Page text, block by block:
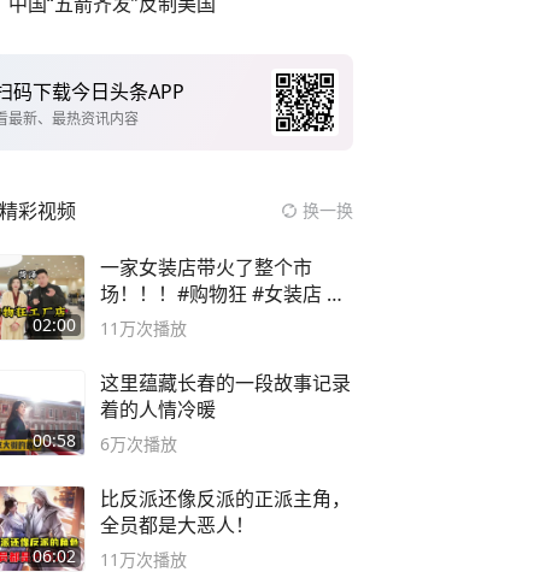
码下载今日头条APP
最新、最热资讯内容
精彩视频 换一换
02:00
一家女装店带火了整个市
场！！！#购物狂 #女装店 #
高品质女装
11万次播放
00:58
这里蕴藏长春的一段故事记录
着的人情冷暖
6万次播放
06:02
比反派还像反派的正派主角，
全员都是大恶人！
11万次播放